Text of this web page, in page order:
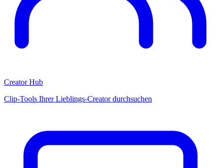
Creator Hub
Clip-Tools Ihrer Lieblings-Creator durchsuchen